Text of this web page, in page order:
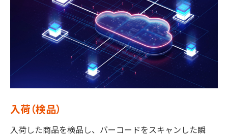
入荷（検品）
入荷した商品を検品し、バーコードをスキャンした瞬